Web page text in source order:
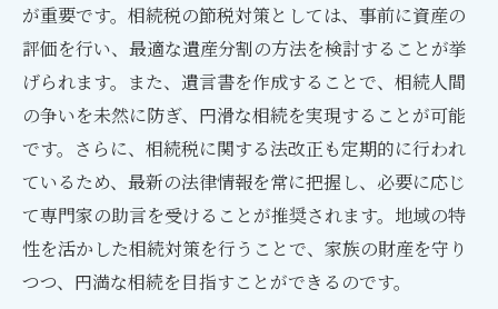
策
成功例に学ぶ相続の進め方
トラブル事例とその解決方法
相続増減における課題と克服策
遺言書作成の実際とポイント
相続手続きでの現場経験からの教訓
地域特有のケーススタディの活用
家族の未来を守るための相続準備と財産管理
が重要です。相続税の節税対策としては、事前に資産の
評価を行い、最適な遺産分割の方法を検討することが挙
げられます。また、遺言書を作成することで、相続人間
の争いを未然に防ぎ、円滑な相続を実現することが可能
です。さらに、相続税に関する法改正も定期的に行われ
ているため、最新の法律情報を常に把握し、必要に応じ
て専門家の助言を受けることが推奨されます。地域の特
性を活かした相続対策を行うことで、家族の財産を守り
つつ、円満な相続を目指すことができるのです。